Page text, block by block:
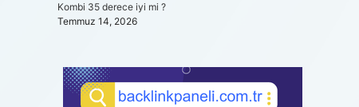
Kombi 35 derece iyi mi ?
Temmuz 14, 2026